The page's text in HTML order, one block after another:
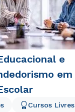
e
em
Cursos Livres